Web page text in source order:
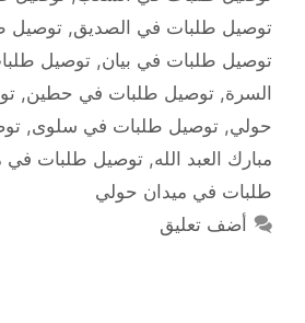
توصيل طلبات في الصديق, توصيل
توصيل طلبات في بيان, توصيل
السرة, توصيل طلبات في حطين,
حولي, توصيل طلبات في سلوى,
مبارك العبد الله, توصيل طلبات
طلبات في ميدان حولي
أضف تعليق